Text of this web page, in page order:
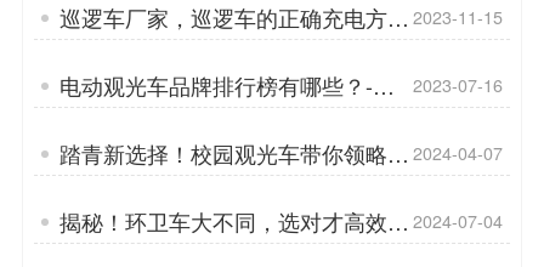
巡逻车厂家，巡逻车的正确充电方
式？「专菱」
2023-11-15
电动观光车品牌排行榜有哪些？-卡
通电动观光车，孩子们的天堂「专
菱」
2023-07-16
踏青新选择！校园观光车带你领略学
术之旅「专菱」
2024-04-07
揭秘！环卫车大不同，选对才高效！
「专菱」
2024-07-04